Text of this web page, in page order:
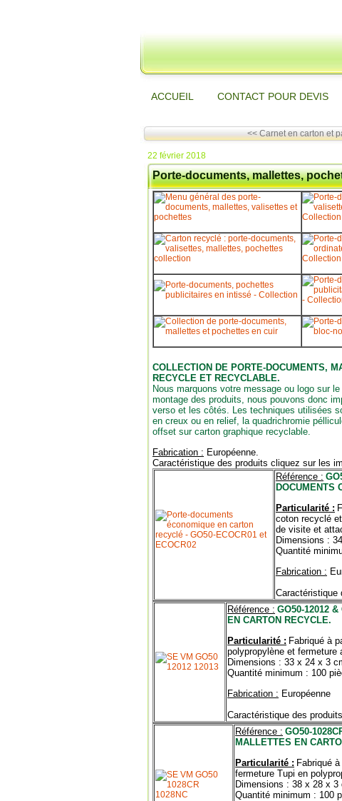
ACCUEIL CONTACT POUR DEVIS
<< Carnet en carton et
22 février 2018
Porte-documents, mallettes,
COLLECTION DE PORTE-DOCUMENTS,
RECYCLE ET RECYCLABLE.
Nous marquons votre message ou logo sur
montage des produits, nous pouvons donc
verso et les côtés. Les techniques utilisées
en creux ou en relief, la quadrichromie
offset sur carton graphique recyclable.
Fabrication : Européenne.
Caractéristique des produits cliquez sur les
Référence :
DOCUMENTS
Particularité :
coton recyclé
de visite et
Dimensions :
Quantité
Fabrication :
Caractéristique
Référence : GO50-12012
EN CARTON RECYCLE.
Particularité : Fabriqué à
polypropylène et fermeture
Dimensions : 33 x 24 x 3
Quantité minimum : 100
Fabrication : Européenne
Caractéristique des
Référence : GO50-
MALLETTES EN
Particularité : Fabriqué
fermeture Tupi en
Dimensions : 38 x 28 x 3
Quantité minimum : 100